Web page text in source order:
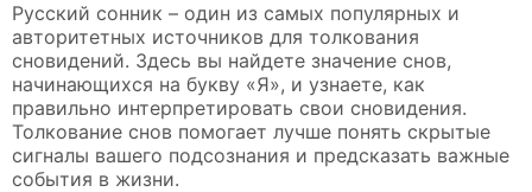
Русский сонник – один из самых популярных и
авторитетных источников для толкования
сновидений. Здесь вы найдете значение снов,
начинающихся на букву «Я», и узнаете, как
правильно интерпретировать свои сновидения.
Толкование снов помогает лучше понять скрытые
сигналы вашего подсознания и предсказать важные
события в жизни.